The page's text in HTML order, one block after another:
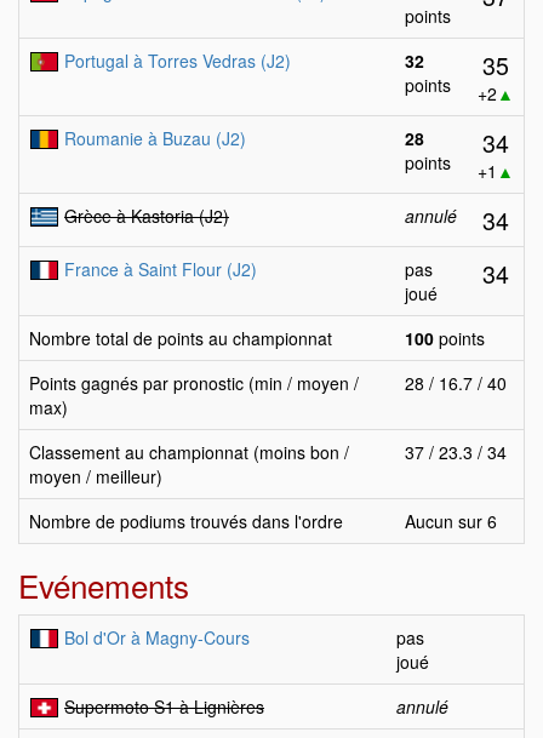
points
Portugal à Torres Vedras (J2)
32
points
35
+2 ▲
Roumanie à Buzau (J2)
28
points
34
+1 ▲
Grèce à Kastoria (J2)
annulé 34
France à Saint Flour (J2)
pas
joué
34
Nombre total de points au championnat 100 points
Points gagnés par pronostic (min / moyen /
max)
28 / 16.7 / 40
Classement au championnat (moins bon /
moyen / meilleur)
37 / 23.3 / 34
Nombre de podiums trouvés dans l'ordre Aucun sur 6
Evénements
Bol d'Or à Magny-Cours
pas
joué
Supermoto S1 à Lignières
annulé